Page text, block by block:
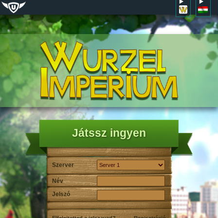
Játssz ingyen
Szerver
Név
Jelszó